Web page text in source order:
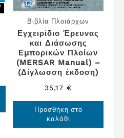
Βιβλία Πλοιάρχων
Εγχειρίδιο Έρευνας
και Διάσωσης
Εμπορικών Πλοίων
(MERSAR Manual) –
(Δίγλωσση έκδοση)
35,17 €
Προσθήκη στο
καλάθι